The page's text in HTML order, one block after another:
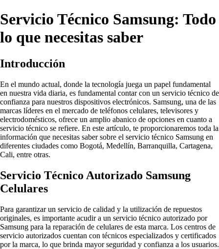
Servicio Técnico Samsung: Todo
lo que necesitas saber
Introducción
En el mundo actual, donde la tecnología juega un papel fundamental
en nuestra vida diaria, es fundamental contar con un servicio técnico de
confianza para nuestros dispositivos electrónicos. Samsung, una de las
marcas líderes en el mercado de teléfonos celulares, televisores y
electrodomésticos, ofrece un amplio abanico de opciones en cuanto a
servicio técnico se refiere. En este artículo, te proporcionaremos toda la
información que necesitas saber sobre el servicio técnico Samsung en
diferentes ciudades como Bogotá, Medellín, Barranquilla, Cartagena,
Cali, entre otras.
Servicio Técnico Autorizado Samsung
Celulares
Para garantizar un servicio de calidad y la utilización de repuestos
originales, es importante acudir a un servicio técnico autorizado por
Samsung para la reparación de celulares de esta marca. Los centros de
servicio autorizados cuentan con técnicos especializados y certificados
por la marca, lo que brinda mayor seguridad y confianza a los usuarios.